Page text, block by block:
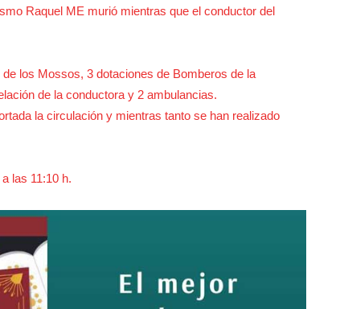
Raquel ME murió mientras que el conductor del
los Mossos, 3 dotaciones de Bomberos de la
de la conductora y 2 ambulancias.
la circulación y mientras tanto se han realizado
las 11:10 h.